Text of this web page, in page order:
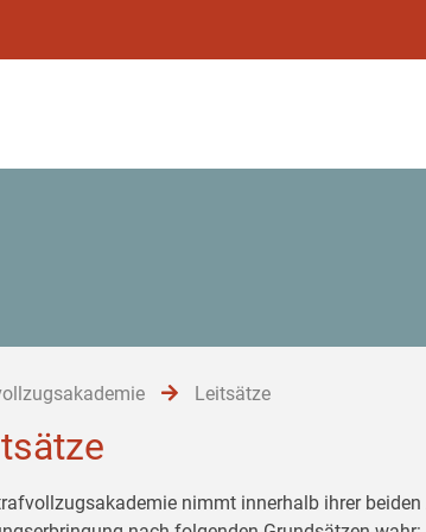
Leitsätze
nimmt innerhalb ihrer